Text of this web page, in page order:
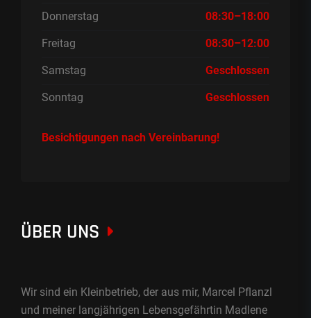
Donnerstag 08:30–18:00
Freitag 08:30–12:00
Samstag Geschlossen
Sonntag Geschlossen
Besichtigungen nach Vereinbarung!
ÜBER UNS
Wir sind ein Kleinbetrieb, der aus mir, Marcel Pflanzl
und meiner langjährigen Lebensgefährtin Madlene